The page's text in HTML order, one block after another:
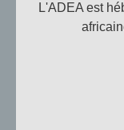
L'ADEA est